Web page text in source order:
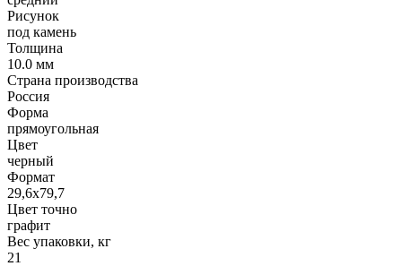
Рисунок
под камень
Толщина
10.0 мм
Страна производства
Россия
Форма
прямоугольная
Цвет
черный
Формат
29,6х79,7
Цвет точно
графит
Вес упаковки, кг
21